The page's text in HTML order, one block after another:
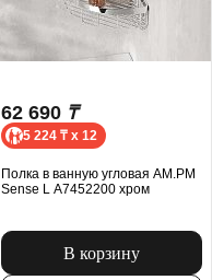
62 690 ₸
5 224 ₸ x 12
Полка в ванную угловая AM.PM
Sense L A7452200 хром
В корзину